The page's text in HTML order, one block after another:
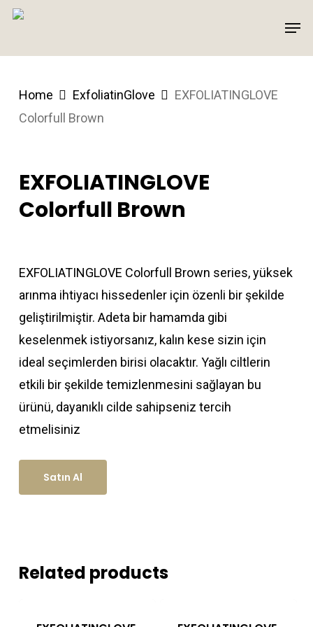
Skip
main
Home ExfoliatinGlove
EXFOLIATINGLOVE
Colorfull Brown
EXFOLIATINGLOVE
Colorfull Brown
EXFOLIATINGLOVE Colorfull Brown series, yüksek
arınma ihtiyacı hissedenler için özenli bir şekilde
geliştirilmiştir. Adeta bir hamamda gibi
keselenmek istiyorsanız, kalın kese sizin için
ideal seçimlerden birisi olacaktır. Yağlı ciltlerin
etkili bir şekilde temizlenmesini sağlayan bu
ürünü, dayanıklı cilde sahipseniz tercih
etmelisiniz
Satın Al
Related products